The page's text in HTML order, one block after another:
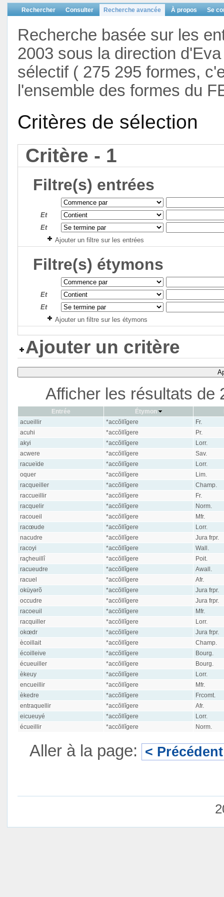
Rechercher Consulter Recherche avancée À propos Se
Recherche basée sur les
2003 sous la direction
sélectif ( 275 295 formes,
l'ensemble des formes du
Critères de sélection
Critère - 1
Filtre(s) entrées
Et
Et
Ajouter un filtre sur les entrées
Filtre(s) étymons
Et
Et
Ajouter un filtre sur les étymons
Ajouter un critère
Afficher les résultats de
Entrée Étymon
acueillir
*accŏllĭgere
Fr.
acuhi
*accŏllĭgere
Pr.
akyi
*accŏllĭgere
Lorr.
acwere
*accŏllĭgere
Sav.
racueïde
*accŏllĭgere
Lorr.
oquer
*accŏllĭgere
Lim.
racqueiller
*accŏllĭgere
Champ.
raccueillir
*accŏllĭgere
Fr.
racquelir
*accŏllĭgere
Norm.
racoueil
*accŏllĭgere
Mfr.
racœude
*accŏllĭgere
Lorr.
nacudre
*accŏllĭgere
Jura frpr.
racoyi
*accŏllĭgere
Wall.
raçheuillî
*accŏllĭgere
Poit.
racueudre
*accŏllĭgere
Awall.
racuel
*accŏllĭgere
Afr.
oküyərõ
*accŏllĭgere
Jura frpr.
occudre
*accŏllĭgere
Jura frpr.
racoeuil
*accŏllĭgere
Mfr.
racquiller
*accŏllĭgere
Lorr.
okœdr
*accŏllĭgere
Jura frpr.
ècoillait
*accŏllĭgere
Champ.
écoilleive
*accŏllĭgere
Bourg.
écueuiller
*accŏllĭgere
Bourg.
èkeuy
*accŏllĭgere
Lorr.
encueillir
*accŏllĭgere
Mfr.
èkedre
*accŏllĭgere
Frcomt.
entraquellir
*accŏllĭgere
Afr.
eicueuyé
*accŏllĭgere
Lorr.
écueillir
*accŏllĭgere Norm.
Aller à la page: < Précédent